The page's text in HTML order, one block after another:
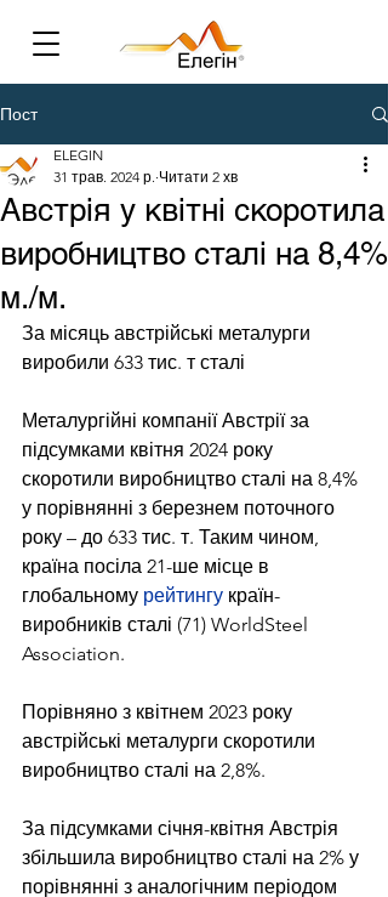
Пост
Австрія у квітні скоротила
виробництво сталі на 8,4%
м./м.
ELEGIN
31 трав. 2024 р. Читати 2 хв
За місяць австрійські металурги
виробили 633 тис. т сталі
Металургійні компанії Австрії за
підсумками квітня 2024 року
скоротили виробництво сталі на 8,4%
у порівнянні з березнем поточного
року – до 633 тис. т. Таким чином,
країна посіла 21-ше місце в
глобальному рейтингу країн-
виробників сталі (71) WorldSteel
Association.
Порівняно з квітнем 2023 року
австрійські металурги скоротили
виробництво сталі на 2,8%.
За підсумками січня-квітня Австрія
збільшила виробництво сталі на 2% у
порівнянні з аналогічним періодом